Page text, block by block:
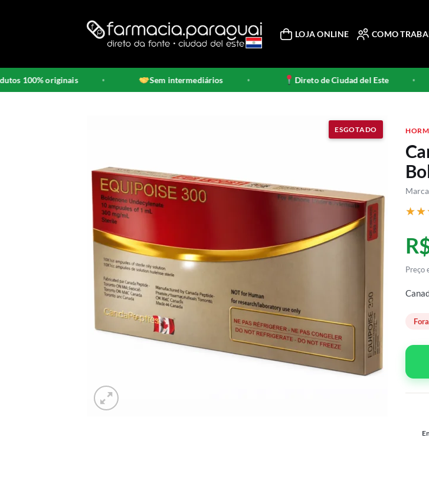
LOJA ONLINE COMO
originais Sem intermediários Direto de Ciudad del Este
Marca
Preço